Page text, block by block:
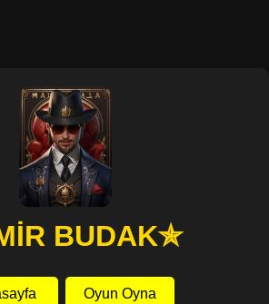
BUDAK✯
Oyun Oyna